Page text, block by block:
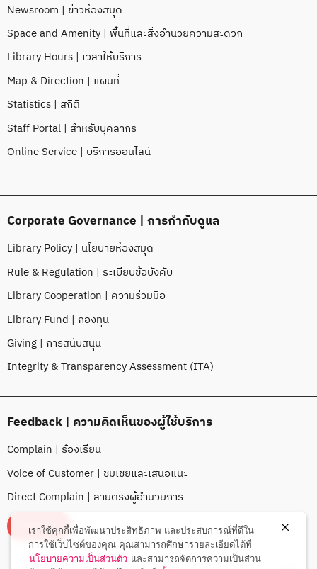
Newsroom | ข่าวห้องสมุด
Space and Amenity | พื้นที่และสิ่งอำนวยความสะดวก
Library Hours | เวลาให้บริการ
Map & Direction | แผนที่
Statistics | สถิติ
Staff Portal | สำหรับบุคลากร
Online Service | บริการออนไลน์
Corporate Governance | การกำกับดูแล
Library Policy | นโยบายห้องสมุด
Rule & Regulation | ระเบียบข้อบังคับ
Library Cooperation | ความร่วมมือ
Library Fund | กองทุน
Giving | การสนับสนุน
Integrity & Transparency Assessment (ITA)
Feedback | ความคิดเห็นของผู้ใช้บริการ
Complain | ร้องเรียน
Voice of Customer | ชมเชยและเสนอแนะ
Direct Complain | สายตรงผู้อำนวยการ
FEEDBACK
เราใช้คุกกี้เพื่อพัฒนาประสิทธิภาพ และประสบการณ์ที่ดีใน
การใช้เว็บไซต์ของคุณ คุณสามารถศึกษารายละเอียดได้ที่
นโยบายความเป็นส่วนตัว และสามารถจัดการความเป็นส่วน